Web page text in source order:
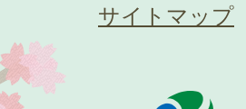
サイトマップ